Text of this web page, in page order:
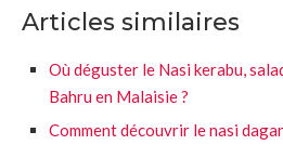
Articles similaires
Où déguster le Nasi kerabu,
Bahru en Malaisie ?
Comment découvrir le nasi